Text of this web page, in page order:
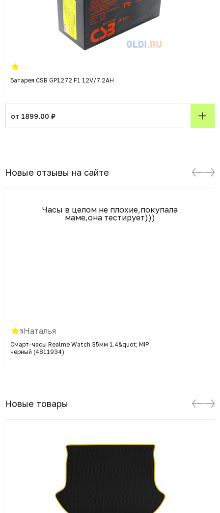
Батарея CSB GP1272 F1 12V/7.2AH
от 1899.00 ₽
Новые отзывы на сайте
Часы в целом не плохие,покупала
маме,она тестирует)))
5Наталья
Смарт-часы Realme Watch 35мм 1.4&quot; MIP
черный (4811934)
Новые товары